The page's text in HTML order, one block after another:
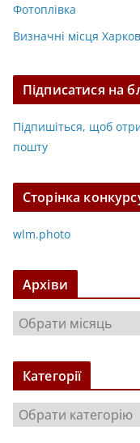
Фотоплівка
Визначні місця
Підписатися на
Підпишіться, щоб
пошту
Сторінка
wlm.photo
Архіви
р
х
в
Категорії
а